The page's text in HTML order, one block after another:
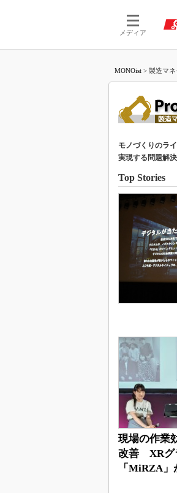
メディア
MONOist > 製造マ
モノづくりのラ
実現する問題解
Top Stories
現場の作業
改善 XRグ
「MiRZA
るピッキン